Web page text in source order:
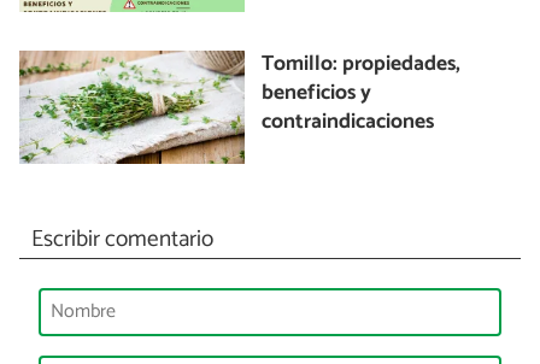
Tomillo: propiedades,
beneficios y
contraindicaciones
Escribir comentario